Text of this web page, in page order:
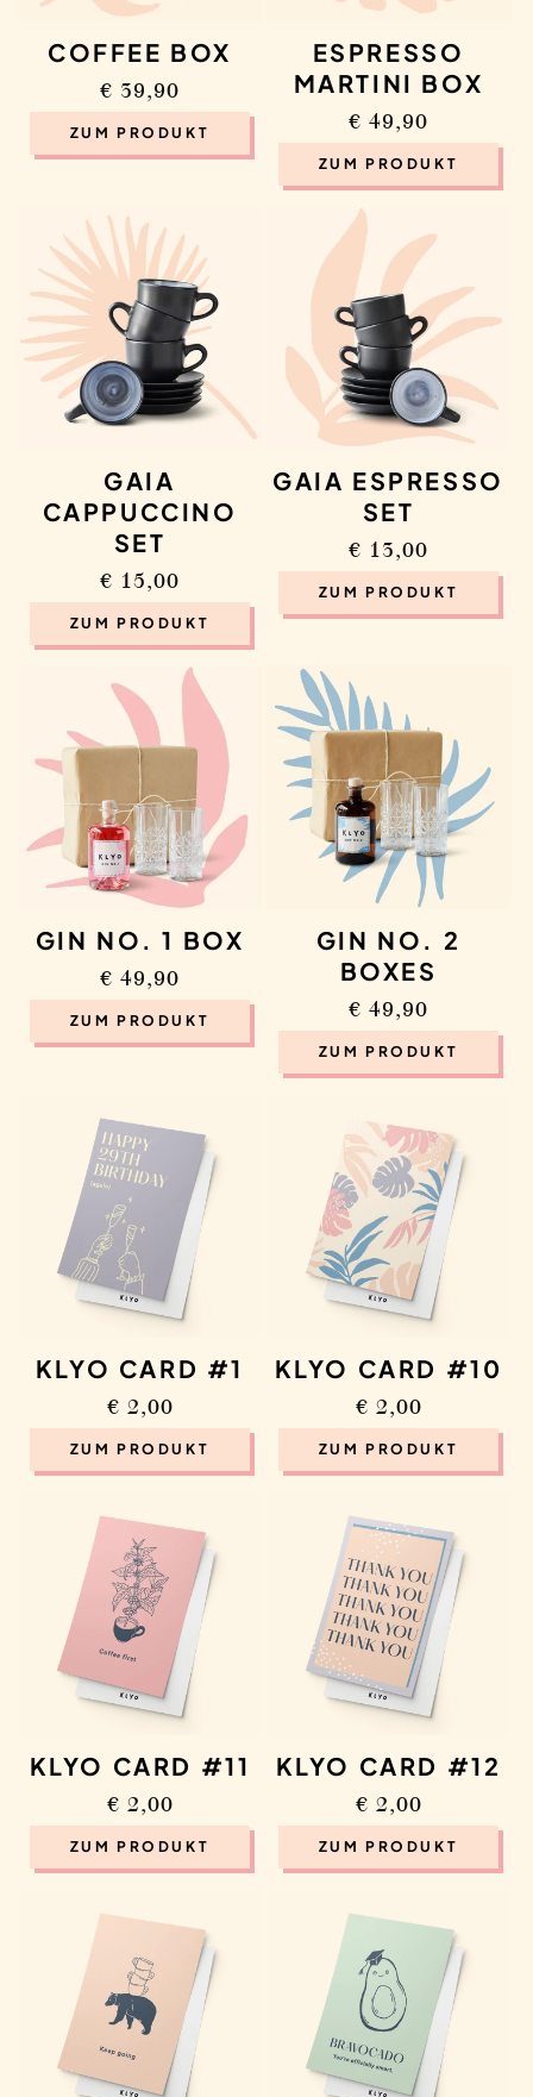
DAS KLYO WOCHENMENÜ
DIREKT IN DEIN POSTFACH
Trage dich hier ein und wir schicken dir das aktuelle
Wochenmenü per Mail.
WOCHENMENÜ ERHALTEN
t
i
o
n
:
COFFEE BOX
Regular
price
€ 39,90
ZUM PRODUKT
ESPRESSO
MARTINI BOX
Regular
price
€ 49,90
ZUM PRODUKT
GAIA
CAPPUCCINO
SET
Regular
price
€ 15,00
ZUM PRODUKT
GAIA ESPRESSO
SET
Regular
price
€ 13,00
ZUM PRODUKT
GIN NO. 1 BOX
Regular
price
€ 49,90
ZUM PRODUKT
GIN NO. 2
BOXES
Regular
price
€ 49,90
ZUM PRODUKT
KLYO CARD #1
Regular
price
€ 2,00
ZUM PRODUKT
KLYO CARD #10
Regular
price
€ 2,00
ZUM PRODUKT
KLYO CARD #11
Regular
price
€ 2,00
ZUM PRODUKT
KLYO CARD #12
Regular
price
€ 2,00
ZUM PRODUKT